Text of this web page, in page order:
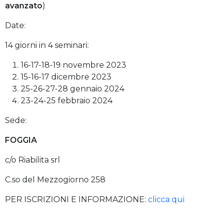
avanzato)
Date:
14 giorni in 4 seminari:
16-17-18-19 novembre 2023
15-16-17 dicembre 2023
25-26-27-28 gennaio 2024
23-24-25 febbraio 2024
Sede:
FOGGIA
c/o Riabilita srl
C.so del Mezzogiorno 258
PER ISCRIZIONI E INFORMAZIONE: clicca qui